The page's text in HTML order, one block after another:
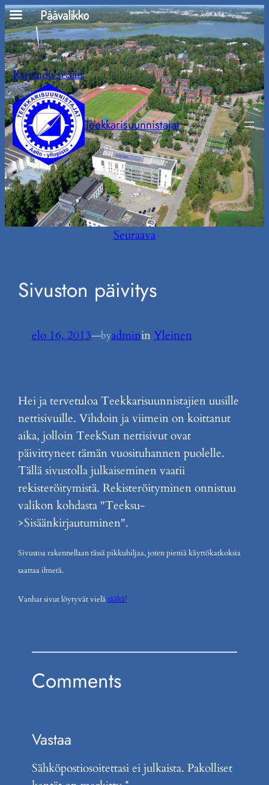
Siirry
sisältöön
Kirjaudu sisään
Teekkarisuunnistajat
Seuraava
Sivuston päivitys
elo 16, 2013—byadmininYleinen
Hei ja tervetuloa Teekkarisuunnistajien uusille
nettisivuille. Vihdoin ja viimein on koittanut
aika, jolloin TeekSun nettisivut ovat
päivittyneet tämän vuosituhannen puolelle.
Tällä sivustolla julkaiseminen vaatii
rekisteröitymistä. Rekisteröityminen onnistuu
valikon kohdasta "Teeksu-
>Sisäänkirjautuminen".
Sivustoa rakennellaan tässä pikkuhiljaa, joten pieniä käyttökatkoksia
saattaa ilmetä.
Vanhat sivut löytyvät vielätäältä!
Comments
Vastaa
Sähköpostiosoitettasi ei julkaista. Pakolliset
Päävalikko